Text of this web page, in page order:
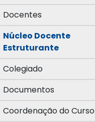
Docentes
Núcleo Docente
Estruturante
Colegiado
Documentos
Coordenação do Curso